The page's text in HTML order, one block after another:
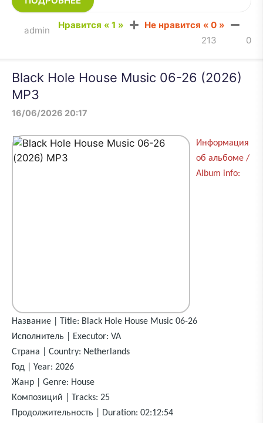
Нравится « 1 » Не нравится « 0 »
admin
0
213
Black Hole House Music 06-26 (2026)
MP3
16/06/2026 20:17
Информация
об альбоме /
Album info:
Название | Title: Black Hole House Music 06-26
Исполнитель | Executor: VA
Страна | Country: Netherlands
Год | Year: 2026
Жанр | Genre: House
Композиций | Tracks: 25
Продолжительность | Duration: 02:12:54